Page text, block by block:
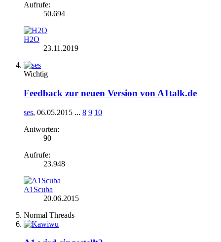
Aufrufe:
50.694
H2O
23.11.2019
Wichtig
Feedback zur neuen Version von A1talk.de
ses, 06.05.2015 ... 8 9 10
Antworten:
90
Aufrufe:
23.948
A1Scuba
20.06.2015
Normal Threads